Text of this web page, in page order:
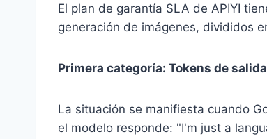
El plan de garantía SLA de APIYI
generación de imágenes, divididos
Primera categoría: Tokens de
La situación se manifiesta cuando
el modelo responde: "I'm just a